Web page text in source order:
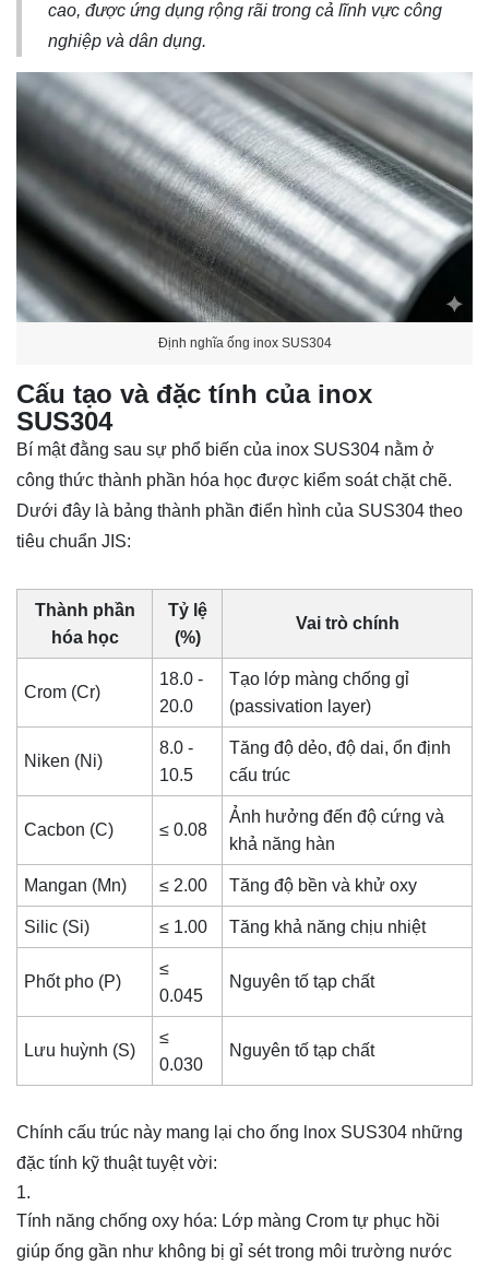
cao, được ứng dụng rộng rãi trong cả lĩnh vực công
nghiệp và dân dụng.
Định nghĩa ống inox SUS304
Cấu tạo và đặc tính của inox
SUS304
Bí mật đằng sau sự phổ biến của inox SUS304 nằm ở
công thức thành phần hóa học được kiểm soát chặt chẽ.
Dưới đây là bảng thành phần điển hình của SUS304 theo
tiêu chuẩn JIS:
Thành phần
hóa học
Tỷ lệ
(%)
Vai trò chính
Crom (Cr)
18.0 -
20.0
Tạo lớp màng chống gỉ
(passivation layer)
Niken (Ni)
8.0 -
10.5
Tăng độ dẻo, độ dai, ổn định
cấu trúc
Cacbon (C) ≤ 0.08
Ảnh hưởng đến độ cứng và
khả năng hàn
Mangan (Mn) ≤ 2.00 Tăng độ bền và khử oxy
Silic (Si) ≤ 1.00 Tăng khả năng chịu nhiệt
Phốt pho (P)
≤
0.045
Nguyên tố tạp chất
Lưu huỳnh (S)
≤
0.030
Nguyên tố tạp chất
Chính cấu trúc này mang lại cho ống lnox SUS304 những
đặc tính kỹ thuật tuyệt vời:
Tính năng chống oxy hóa: Lớp màng Crom tự phục hồi
giúp ống gần như không bị gỉ sét trong môi trường nước